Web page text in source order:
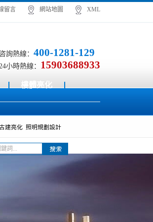
留言 網站地圖 XML
詢熱線： 400-1281-129
小時熱線： 15903688933
樓體亮化